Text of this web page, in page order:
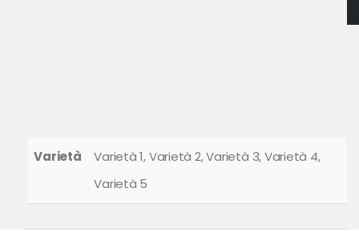
Varietà
Varietà 1, Varietà 2, Varietà 3, Varietà 4,
Varietà 5